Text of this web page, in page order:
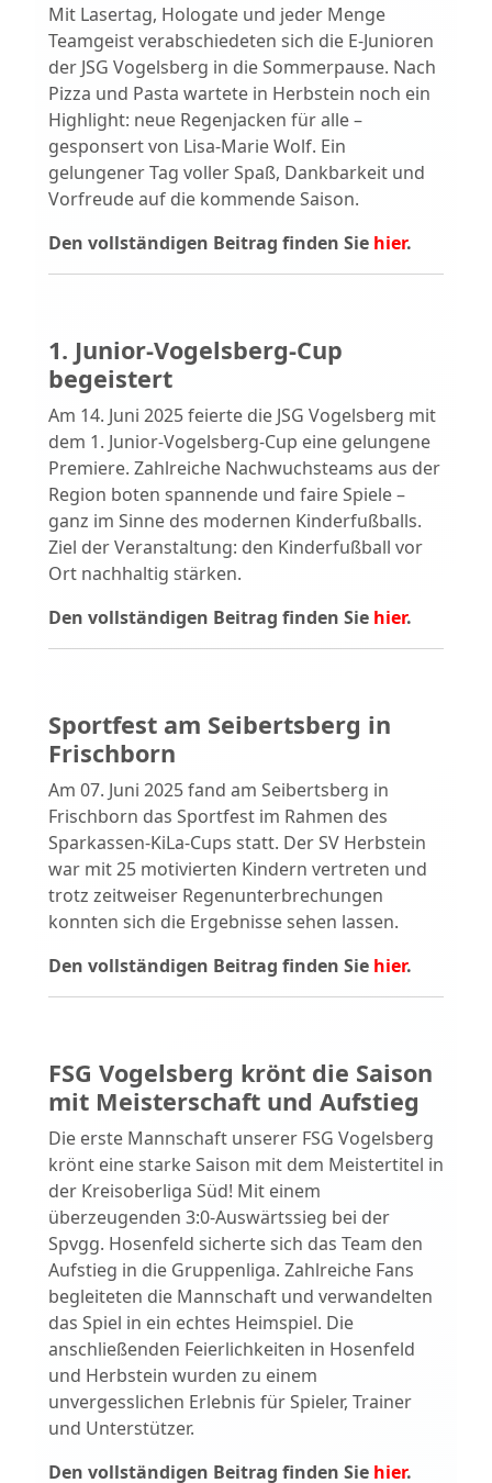
Mit Lasertag, Hologate und jeder Menge
Teamgeist verabschiedeten sich die E-Junioren
der JSG Vogelsberg in die Sommerpause. Nach
Pizza und Pasta wartete in Herbstein noch ein
Highlight: neue Regenjacken für alle –
gesponsert von Lisa-Marie Wolf. Ein
gelungener Tag voller Spaß, Dankbarkeit und
Vorfreude auf die kommende Saison.
Den vollständigen Beitrag finden Sie hier.
1. Junior-Vogelsberg-Cup
begeistert
Am 14. Juni 2025 feierte die JSG Vogelsberg mit
dem 1. Junior-Vogelsberg-Cup eine gelungene
Premiere. Zahlreiche Nachwuchsteams aus der
Region boten spannende und faire Spiele –
ganz im Sinne des modernen Kinderfußballs.
Ziel der Veranstaltung: den Kinderfußball vor
Ort nachhaltig stärken.
Den vollständigen Beitrag finden Sie hier.
Sportfest am Seibertsberg in
Frischborn
Am 07. Juni 2025 fand am Seibertsberg in
Frischborn das Sportfest im Rahmen des
Sparkassen-KiLa-Cups statt. Der SV Herbstein
war mit 25 motivierten Kindern vertreten und
trotz zeitweiser Regenunterbrechungen
konnten sich die Ergebnisse sehen lassen.
Den vollständigen Beitrag finden Sie hier.
FSG Vogelsberg krönt die Saison
mit Meisterschaft und Aufstieg
Die erste Mannschaft unserer FSG Vogelsberg
krönt eine starke Saison mit dem Meistertitel in
der Kreisoberliga Süd! Mit einem
überzeugenden 3:0-Auswärtssieg bei der
Spvgg. Hosenfeld sicherte sich das Team den
Aufstieg in die Gruppenliga. Zahlreiche Fans
begleiteten die Mannschaft und verwandelten
das Spiel in ein echtes Heimspiel. Die
anschließenden Feierlichkeiten in Hosenfeld
und Herbstein wurden zu einem
unvergesslichen Erlebnis für Spieler, Trainer
und Unterstützer.
Den vollständigen Beitrag finden Sie hier.